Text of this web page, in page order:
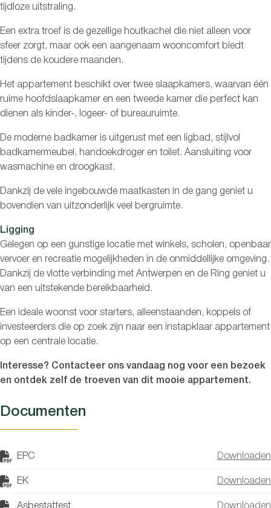
tijdloze uitstraling.
Een extra troef is de gezellige houtkachel die niet alleen voor
sfeer zorgt, maar ook een aangenaam wooncomfort biedt
tijdens de koudere maanden.
Het appartement beschikt over twee slaapkamers, waarvan één
ruime hoofdslaapkamer en een tweede kamer die perfect kan
dienen als kinder-, logeer- of bureauruimte.
De moderne badkamer is uitgerust met een ligbad, stijlvol
badkamermeubel, handoekdroger en toilet. Aansluiting voor
wasmachine en droogkast.
Dankzij de vele ingebouwde maatkasten in de gang geniet u
bovendien van uitzonderlijk veel bergruimte.
Ligging
Gelegen op een gunstige locatie met winkels, scholen, openbaar
vervoer en recreatie mogelijkheden in de onmiddellijke omgeving.
Dankzij de vlotte verbinding met Antwerpen en de Ring geniet u
van een uitstekende bereikbaarheid.
Een ideale woonst voor starters, alleenstaanden, koppels of
investeerders die op zoek zijn naar een instapklaar appartement
op een centrale locatie.
Interesse? Contacteer ons vandaag nog voor een bezoek
en ontdek zelf de troeven van dit mooie appartement.
Documenten
EPC Downloaden
EK Downloaden
Asbestattest Downloaden